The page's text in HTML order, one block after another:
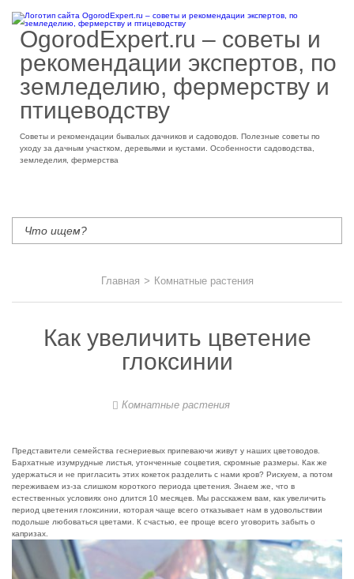
OgorodExpert.ru – cоветы и
рекомендации экспертов, по
земледелию, фермерству и
птицеводству
Советы и рекомендации бывалых дачников и садоводов. Полезные советы по
уходу за дачным участком, деревьями и кустами. Особенности садоводства,
земледелия, фермерства
Главная > Комнатные растения
Как увеличить цветение
глоксинии
Комнатные растения
Представители семейства геснериевых припеваючи живут у наших цветоводов.
Бархатные изумрудные листья, утонченные соцветия, скромные размеры. Как же
удержаться и не пригласить этих кокеток разделить с нами кров? Рискуем, а потом
переживаем из-за слишком короткого периода цветения. Знаем же, что в
естественных условиях оно длится 10 месяцев. Мы расскажем вам, как увеличить
период цветения глоксинии, которая чаще всего отказывает нам в удовольствии
подольше любоваться цветами. К счастью, ее проще всего уговорить забыть о
капризах.